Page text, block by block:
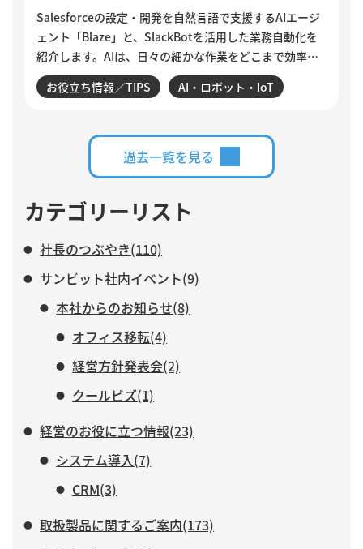
Salesforceの設定・開発を自然言語で支援するAIエージ
ェント「Blaze」と、SlackBotを活用した業務自動化を
紹介します。AIは、日々の細かな作業をどこまで効率化
できるのでしょうか。設定変更やデータ確認、商談分
析、活動登録漏れの検知・入力など、サンビットで実際
業務と、人がより力を注ぐべき仕事について紹介しま
お役立ち情報／TIPS AI・ロボット・IoT
過去一覧を見る
カテゴリーリスト
社長のつぶやき(110)
サンビット社内イベント(9)
本社からのお知らせ(8)
オフィス移転(4)
経営方針発表会(2)
クールビズ(1)
経営のお役に立つ情報(23)
システム導入(7)
CRM(3)
取扱製品に関するご案内(173)